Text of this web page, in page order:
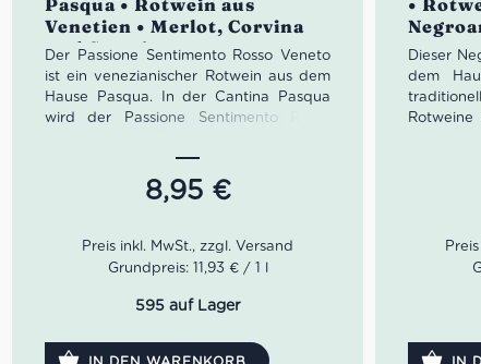
Venetien • Merlot, Corvina
und Croatina
Der Passione Sentimento Rosso Veneto
ist ein venezianischer Rotwein aus dem
Hause Pasqua. In der Cantina Pasqua
wird der Passione Sentimento Rosso
hergestellt. Im Detail besteht er aus 40
% Merlot, 30 % Corvina und 30 %
Croatina. Daher ist er ausgewogen,
sowie mit samtigen Tanninen versehen.
passt gut zu Hauptgerichten mit
rotem Fleisch, Wild und gereiften
Farbe: rubinrot
8,95 €
Grundpreis: 11,93 € / 1 l
595 auf Lager
Dieser
dem
die
1880
Der
und die
Bodens